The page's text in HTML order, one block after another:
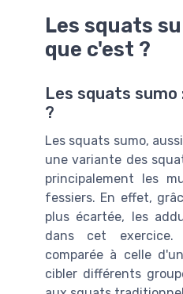
Les squats
que c'est ?
Les squats
?
Les squats sumo,
une variante des
principalement les
fessiers. En effet,
plus écartée, les
dans cet exercice.
comparée à celle
cibler différents